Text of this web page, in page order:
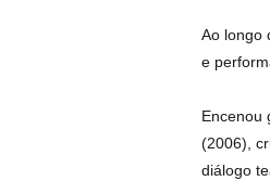
Ao longo
e
Encenou
(2006),
diálogo